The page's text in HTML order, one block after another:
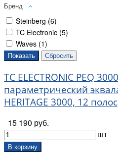
Бренд
Steinberg (6)
TC Electronic (5)
Waves (1)
TC ELECTRONIC PEQ
параметрический
HERITAGE 3000, 12
15 190 руб.
шт
В корзину